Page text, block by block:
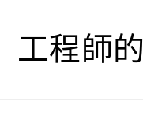
工程師